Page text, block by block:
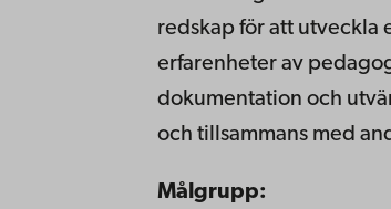
redskap för att utveckla
erfarenheter av
dokumentation och
och tillsammans med
Målgrupp: